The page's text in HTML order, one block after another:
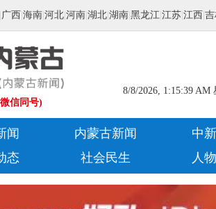
广西 海南 河北 河南 湖北 湖南 黑龙江 江苏 江西
信同号)
8/8/2026, 1:15:40 AM
闻 内蒙古新闻 中
态
社会民生 人